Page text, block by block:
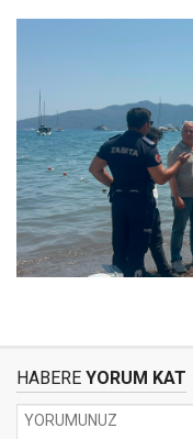
HABERE YORUM KAT